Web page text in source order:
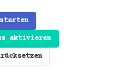
aktivieren